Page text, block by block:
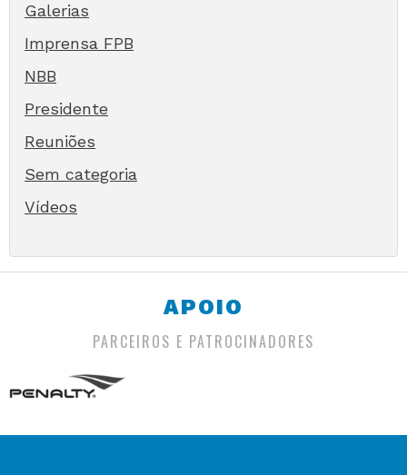
Galerias
Imprensa FPB
NBB
Presidente
Reuniões
Sem categoria
Vídeos
APOIO
PARCEIROS E PATROCINADORES